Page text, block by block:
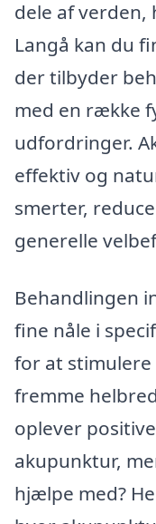
dele af
Langå kan du
der tilbyder
med en række
udfordringer.
effektiv og
smerter,
generelle
Behandlingen
fine nåle i
for at
fremme
oplever
akupunktur,
hjælpe med?